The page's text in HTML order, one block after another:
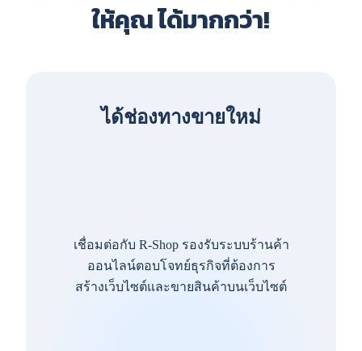
ให้คุณ ได้มากกว่า!
ได้ช่องทางขายใหม่
เชื่อมต่อกับ R-Shop รองรับระบบร้านค้า
ออนไลน์ตอบโจทย์ธุรกิจที่ต้องการ
สร้างเว็บไซต์และขายสินค้าบนเว็บไซต์